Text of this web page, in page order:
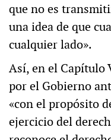
que no es
una idea de que
cualquier lado».
Así, en el Capítulo
por el Gobierno
«con el propósito
ejercicio del